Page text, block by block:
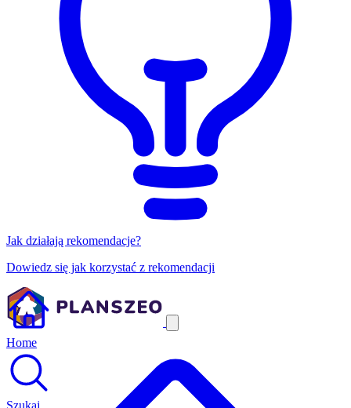
Jak działają rekomendacje?
Dowiedz się jak korzystać z rekomendacji
Home
Szukaj